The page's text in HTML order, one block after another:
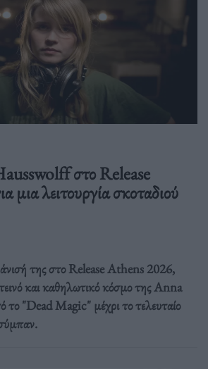
στο Release
μια λειτουργία σκοταδιού
της στο Release Athens 2026,
και καθηλωτικό κόσμο της Anna
"Dead Magic" μέχρι το τελευταίο